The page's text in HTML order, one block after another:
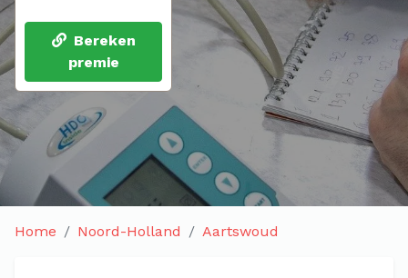
Bereken
premie
Home Noord-Holland Aartswoud